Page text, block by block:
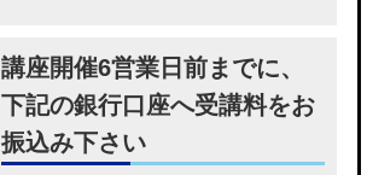
講座開催6営業日前までに、
下記の銀行口座へ受講料をお
振込み下さい